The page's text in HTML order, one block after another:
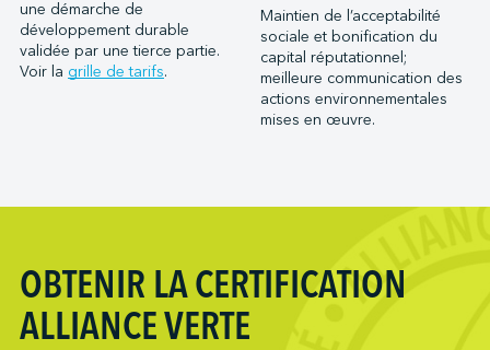
Ports of Indiana-Burns Harbor
Ports of Indiana-Jeffersonville
Ports of Indiana-Mount Vernon
Société du parc industriel et portuaire de Bécancour
Metro Ports - Houston
Metro Ports - Long Beach
Metro Ports - Morehead City
Oceanex
Owen Sound Transportation Company
une démarche de
développement durable
validée par une tierce partie.
Voir la grille de tarifs.
Maintien de l’acceptabilité
sociale et bonification du
capital réputationnel;
meilleure communication des
actions environnementales
mises en œuvre.
OBTENIR LA CERTIFICATION
ALLIANCE VERTE